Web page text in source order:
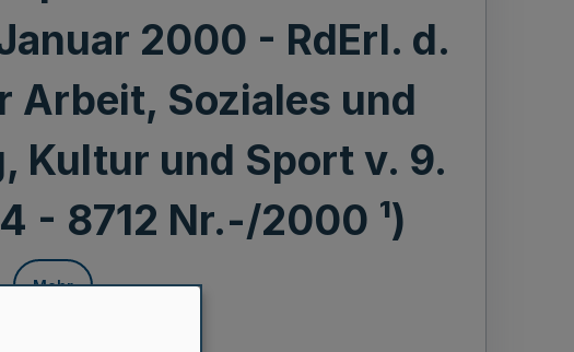
2000 - RdErl. d.
Arbeit, Soziales und
Kultur und Sport v. 9.
- 8712 Nr.-/2000 ¹)
Mehr